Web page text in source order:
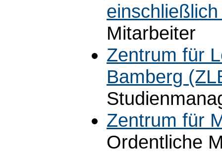
Mitarbeiter
Zentrum für
Bamberg
Zentrum für
Ordentliche